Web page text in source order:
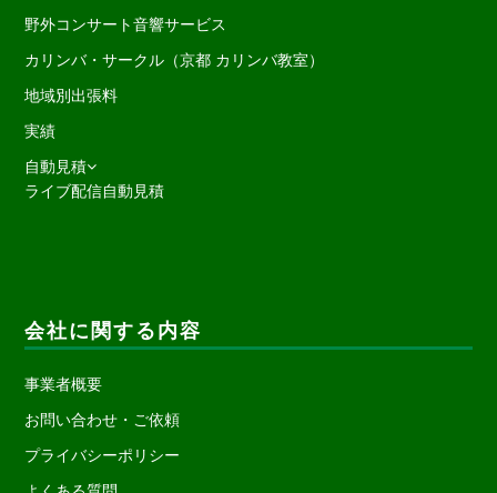
野外コンサート音響サービス
カリンバ・サークル（京都 カリンバ教室）
地域別出張料
実績
自動見積
ライブ配信自動見積
会社に関する内容
事業者概要
お問い合わせ・ご依頼
プライバシーポリシー